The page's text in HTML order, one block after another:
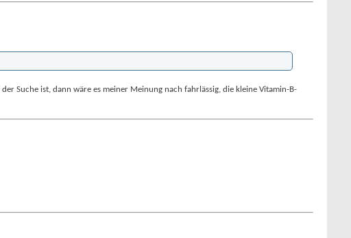
Suche ist, dann wäre es meiner Meinung nach fahrlässig, die kleine Vitamin-B-